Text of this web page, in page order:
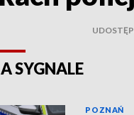
SYGNALE
POZNAŃ